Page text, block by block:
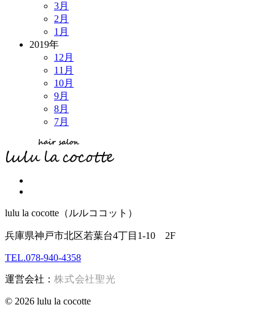
3月
2月
1月
2019年
12月
11月
10月
9月
8月
7月
lulu la cocotte（ルルココット）
兵庫県神戸市北区若葉台4丁目1-10 2F
TEL.078-940-4358
運営会社： 株式会社聖光
© 2026 lulu la cocotte